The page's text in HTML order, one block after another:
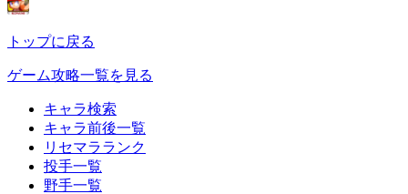
トップに戻る
ゲーム攻略一覧を見る
キャラ検索
キャラ前後一覧
リセマラランク
投手一覧
野手一覧